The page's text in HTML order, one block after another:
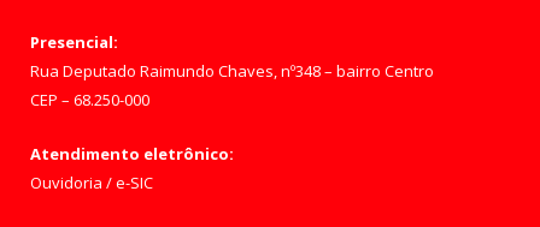
Presencial:
Rua Deputado Raimundo Chaves, nº348 – bairro Centro
CEP – 68.250-000
Atendimento eletrônico:
Ouvidoria /e-SIC